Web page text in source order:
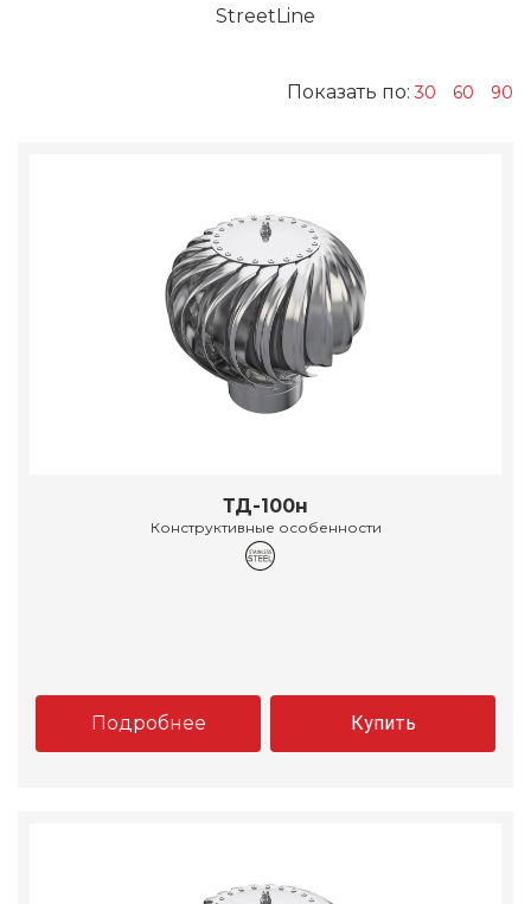
StreetLine
Показать по:30 60 90
ТД-100н
Конструктивные особенности
Подробнее Купить